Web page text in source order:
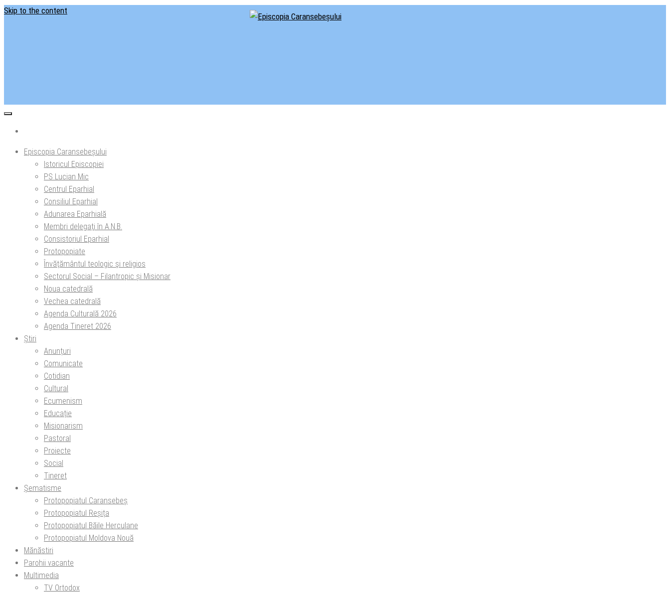
Skip to the content
Episcopia Caransebeșului
Istoricul Episcopiei
PS Lucian Mic
Centrul Eparhial
Consiliul Eparhial
Adunarea Eparhială
Membri delegaţi în A.N.B.
Consistoriul Eparhial
Protopopiate
Învăţământul teologic şi religios
Sectorul Social – Filantropic și Misionar
Noua catedrală
Vechea catedrală
Agenda Culturală 2026
Agenda Tineret 2026
Știri
Anunțuri
Comunicate
Cotidian
Cultural
Ecumenism
Educație
Misionarism
Pastoral
Proiecte
Social
Tineret
Șematisme
Protopopiatul Caransebeș
Protopopiatul Reșița
Protopopiatul Băile Herculane
Protopopiatul Moldova Nouă
Mănăstiri
Parohii vacante
Multimedia
TV Ortodox